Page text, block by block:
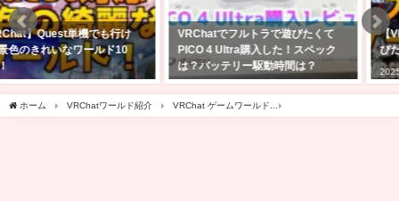
VRChatでフルトラで遊びたくて
PICO 4 Ultra購入した！スペック
は？バッテリー駆動時間は？
【VRChat】10人以上の大人数で遊
びたいゲームワールド10選！！
2025年2月9日
ホーム VRChatワールド紹介 VRChat ゲームワールド